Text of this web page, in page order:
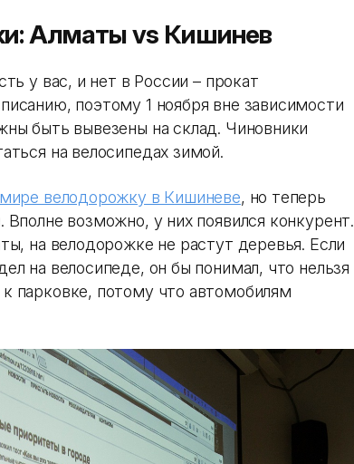
Алматы vs Кишинев
у вас, и нет в России – прокат
поэтому 1 ноября вне зависимости
быть вывезены на склад. Чиновники
на велосипедах зимой.
велодорожку в Кишиневе, но теперь
Вполне возможно, у них появился конкурент.
на велодорожке не растут деревья. Если
на велосипеде, он бы понимал, что нельзя
парковке, потому что автомобилям